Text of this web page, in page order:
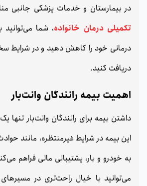
در بیمارستان و خدمات پزشکی جانبی
تکمیلی درمان خانواده، شما
درمانی خود را کاهش دهید و در شرایط
دریافت کنید.
اهمیت بیمه رانندگان وانت‌بار
داشتن بیمه برای رانندگان وانت‌بار تنها
این بیمه در شرایط غیرمنتظره، مانند
به خودرو و بار، پشتیبانی مالی فراهم
می‌توانید با خیال راحت‌تری در